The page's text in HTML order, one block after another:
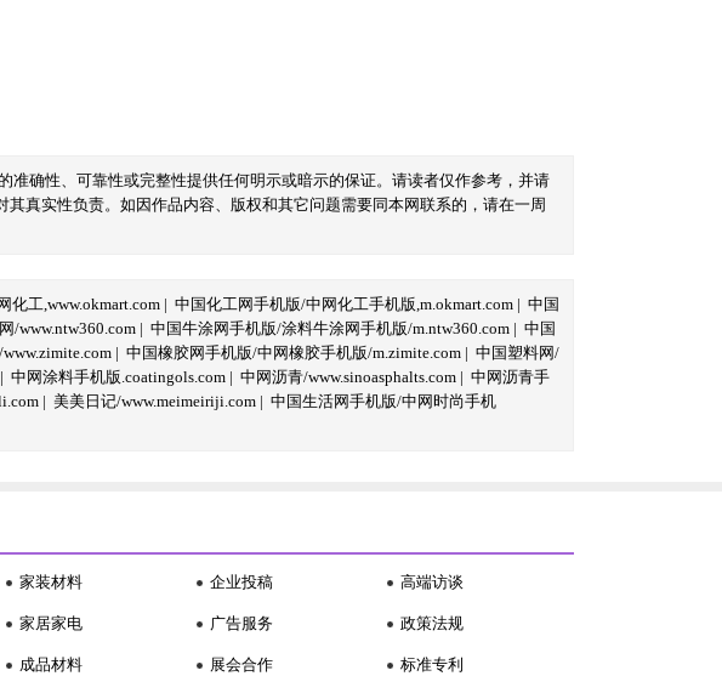
准确性、可靠性或完整性提供任何明示或暗示的保证。请读者仅作参考，并请
真实性负责。如因作品内容、版权和其它问题需要同本网联系的，请在一周
化工,www.okmart.com | 中国化工网手机版/中网化工手机版,m.okmart.com | 中国
/www.ntw360.com | 中国牛涂网手机版/涂料牛涂网手机版/m.ntw360.com | 中国
| 中国橡胶网手机版/中网橡胶手机版/m.zimite.com | 中国塑料网/
| 中网涂料手机版.coatingols.com | 中网沥青/www.sinoasphalts.com | 中网沥青手
| 美美日记/www.meimeiriji.com | 中国生活网手机版/中网时尚手机
家装材料
家居家电
成品材料
企业投稿
广告服务
展会合作
高端访谈
政策法规
标准专利